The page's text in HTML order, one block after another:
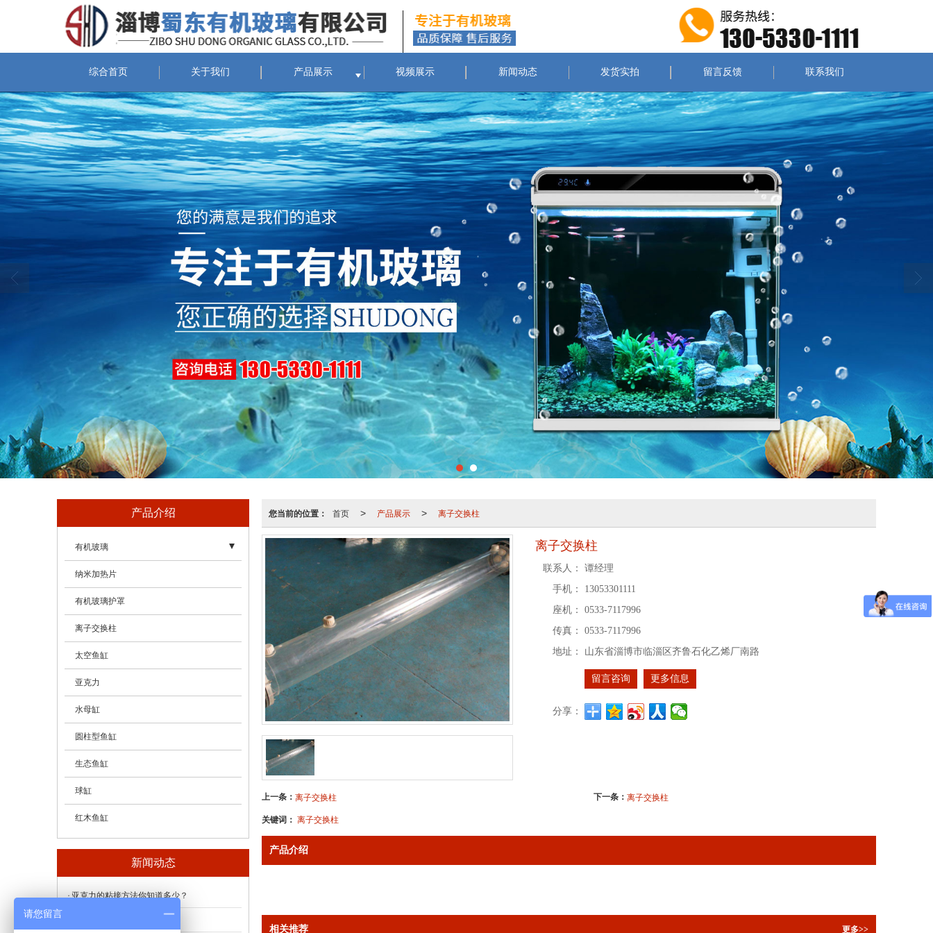
综合首页 关于我们 产品展示 视频展示 新闻动态 发货实拍 留言反馈 联系我们
您当前的位置： 首页 > 产品展示 > 离子交换柱
离子交换柱
联系人：
谭经理
手机：
13053301111
座机：
0533-7117996
传真：
0533-7117996
地址：
山东省淄博市临淄区齐鲁石化乙烯厂南路
留言咨询 更多信息
分享：
上一条： 离子交换柱 下一条： 离子交换柱
关键词： 离子交换柱
产品介绍
相关推荐 更多>>
产品介绍
有机玻璃
- 亚克力（有机玻璃）工艺品
- 亚克力（有机玻璃）管
- 亚克力（有机玻璃）棒
- 亚克力（有机玻璃）板
纳米加热片
有机玻璃护罩
离子交换柱
太空鱼缸
亚克力
水母缸
圆柱型鱼缸
生态鱼缸
球缸
红木鱼缸
新闻动态
亚克力的粘接方法你知道多少？
请您留言